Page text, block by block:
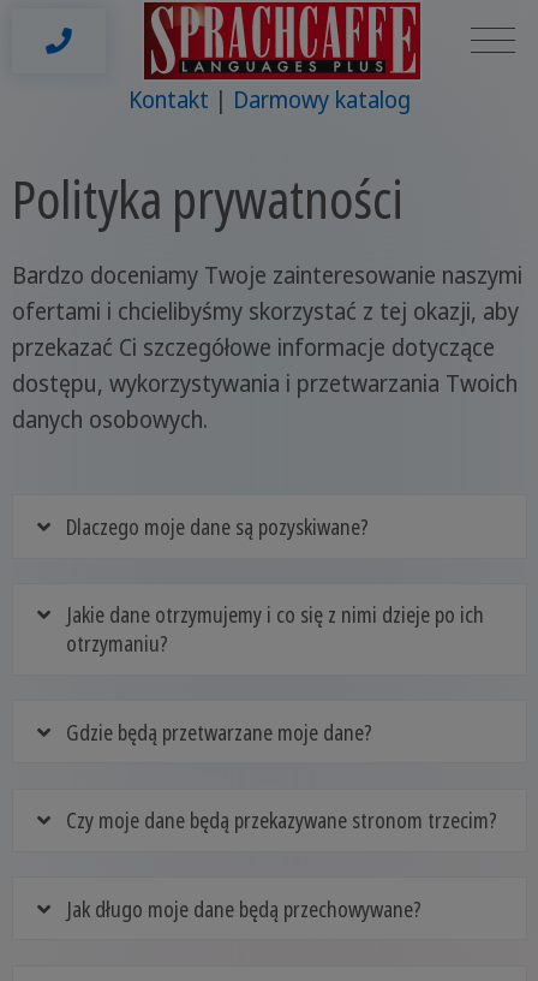
Kontakt Darmowy katalog
Polityka prywatności
Bardzo doceniamy Twoje zainteresowanie naszymi
ofertami i chcielibyśmy skorzystać z tej okazji, aby
przekazać Ci szczegółowe informacje dotyczące
dostępu, wykorzystywania i przetwarzania Twoich
danych osobowych.
Dlaczego moje dane są pozyskiwane?
Jakie dane otrzymujemy i co się z nimi dzieje po ich
otrzymaniu?
Gdzie będą przetwarzane moje dane?
Czy moje dane będą przekazywane stronom trzecim?
Jak długo moje dane będą przechowywane?